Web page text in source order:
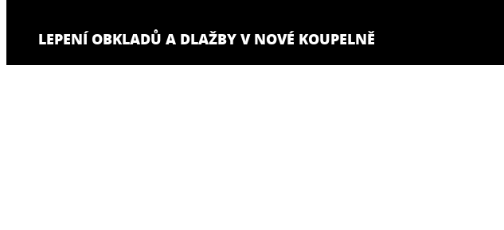
LEPENÍ OBKLADŮ A DLAŽBY V NOVÉ KOUPELNĚ